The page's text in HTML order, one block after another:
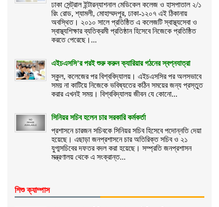
ঢাকা সেন্ট্রাল ইন্টারন্যাশনাল মেডিকেল কলেজ ও হাসপাতাল ২/১
রিং রোড, শ্যামলী, মোহাম্মদপুর, ঢাকা-১২০৭ এই ঠিকানায়
অবস্থিত। ২০১০ সালে প্রতিষ্ঠিত এ কলেজটি স্বাস্থ্যসেবা ও
স্বাস্থ্যশিক্ষার ব্যতিক্রমী প্রতিষ্ঠান হিসেবে নিজেকে প্রতিষ্ঠিত
করতে পেরেছে।...
এইচএসসি’র পরই শুরু করুন ক্যারিয়ার গঠনের স্বপ্নযাত্রা
স্কুল, কলেজের পর বিশ্ববিদ্যালয়। এইচএসসির পর অলসভাবে
সময় না কাটিয়ে নিজেকে ভবিষ্যতের কঠিন সময়ের জন্য প্রস্তুত
করার এখনই সময়। বিশ্ববিদ্যালয় জীবন যে কোনো...
সিনিয়র সচিব হলেন চার সরকারি কর্মকর্তা
প্রশাসনে চারজন সচিবকে সিনিয়র সচিব হিসেবে পদোন্নতি দেয়া
হয়েছে। এছাড়া জনপ্রশাসনে চার অতিরিক্ত সচিব ও ২১
যুগ্মসচিবের দফতর বদল করা হয়েছে। সম্প্রতি জনপ্রশাসন
মন্ত্রণালয় থেকে এ সংক্রান্ত...
শিশু ক্যাম্পাস